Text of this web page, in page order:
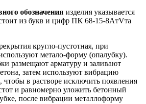
обозначения изделия указывается
из букв и цифр ПК 68-15-8AтVта
кругло-пустотная, при
метало-форму (опалубку).
размещают арматуру и заливают
затем используют вибрацию
в растворе исключить появления
и равномерно уложить бетонный
после вибрации металлоформу